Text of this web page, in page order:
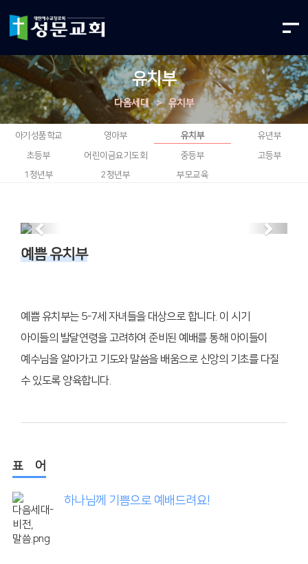
유치부
다음세대 > 유치부
아기성품학교 영아부 유치부 유년부
초등부 어린이금요기도회 중등부
고등부
1청년부
2청년부 부모교육
Previous Next
예쁨 유치부
예쁨 유치부는 5-7세 자녀들을 대상으로 합니다. 이 시기
아이들의 발달연령을 고려하여 준비된 예배를 통해 아이들이
예수님을 알아가고 기도와 말씀을 배움으로 신앙의 기초를 다질
수 있도록 양육합니다.
표 어
하나님께 기쁨으로 예배드려요!